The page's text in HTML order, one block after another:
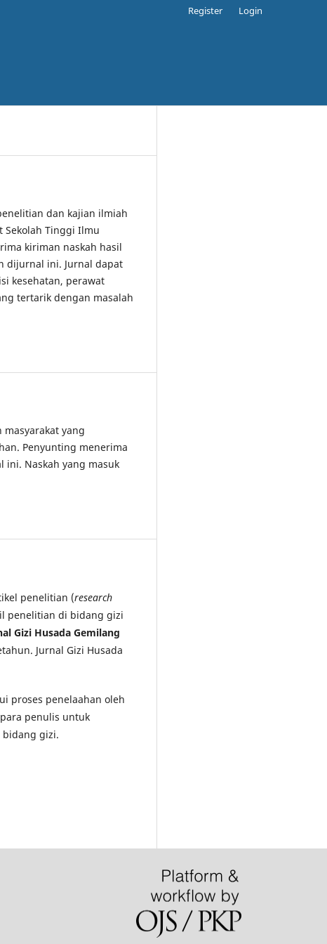
Register Login
dan kajian ilmiah
Sekolah Tinggi Ilmu
kiriman naskah hasil
dijurnal ini. Jurnal dapat
kesehatan, perawat
tertarik dengan masalah
yang
Penyunting menerima
Naskah yang masuk
penelitian (research
penelitian di bidang gizi
Gizi Husada Gemilang
Jurnal Gizi Husada
proses penelaahan oleh
penulis untuk
gizi.